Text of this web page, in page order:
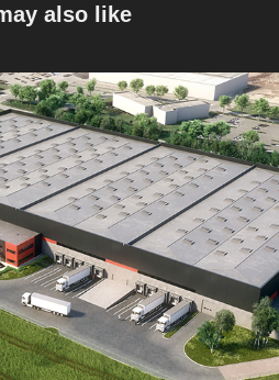
also like
à Harnes
2018